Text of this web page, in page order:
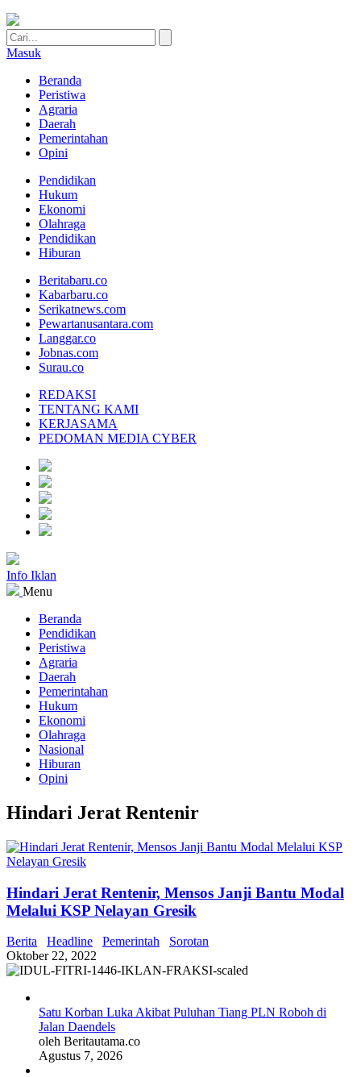
Masuk
Beranda
Peristiwa
Agraria
Daerah
Pemerintahan
Opini
Pendidikan
Hukum
Ekonomi
Olahraga
Pendidikan
Hiburan
Beritabaru.co
Kabarbaru.co
Serikatnews.com
Pewartanusantara.com
Langgar.co
Jobnas.com
Surau.co
REDAKSI
TENTANG KAMI
KERJASAMA
PEDOMAN MEDIA CYBER
Info Iklan
Menu
Beranda
Pendidikan
Peristiwa
Agraria
Daerah
Pemerintahan
Hukum
Ekonomi
Olahraga
Nasional
Hiburan
Opini
Hindari Jerat Rentenir
Hindari Jerat Rentenir, Mensos Janji Bantu Modal
Melalui KSP Nelayan Gresik
Berita Headline Pemerintah
Sorotan
Oktober 22, 2022
Satu Korban Luka Akibat Puluhan Tiang PLN Roboh di
Jalan Daendels
oleh Beritautama.co
Agustus 7, 2026